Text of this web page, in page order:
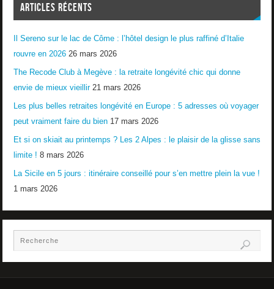
ARTICLES RÉCENTS
Il Sereno sur le lac de Côme : l’hôtel design le plus raffiné d’Italie
rouvre en 2026 26 mars 2026
The Recode Club à Megève : la retraite longévité chic qui donne
envie de mieux vieillir 21 mars 2026
Les plus belles retraites longévité en Europe : 5 adresses où voyager
peut vraiment faire du bien 17 mars 2026
Et si on skiait au printemps ? Les 2 Alpes : le plaisir de la glisse sans
limite ! 8 mars 2026
La Sicile en 5 jours : itinéraire conseillé pour s’en mettre plein la vue !
1 mars 2026